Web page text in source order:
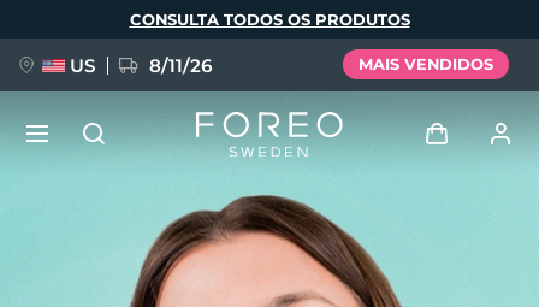
principal
CONSULTA TODOS OS PRODUTOS
US 8/11/26 MAIS VENDIDOS
Perfil de usuário
NOVIDADE
BREAKING NEWS